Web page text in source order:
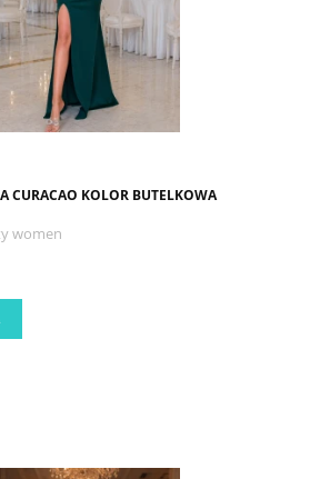
CURACAO KOLOR BUTELKOWA
women